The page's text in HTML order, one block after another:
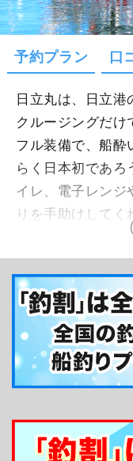
予約プラン 口
日立丸は、日立港
クルージングだけ
フル装備で、船酔
らく日本初であろ
イレ、電子レンジ
りを手助けして
力を発揮する国
魚探など釣果の手
狙う魚は、マダイ
タラなどの深海に
イラ、イナダな
です。初心者から
にご利用ください
釣り船
こんにちは！日